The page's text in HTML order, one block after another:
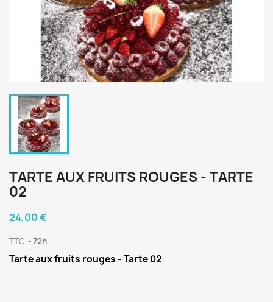
TARTE AUX FRUITS ROUGES - TARTE
02
24,00 €
TTC 72h
Tarte aux fruits rouges - Tarte 02